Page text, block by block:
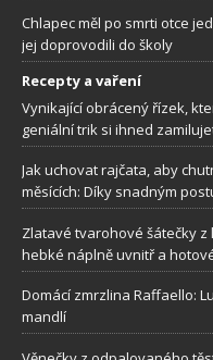
Chlapec měl po smrti otce
jej doprovodili do školy
Recepty a vaření
Vynikající obrácený řízek,
geniální trik si ihned
Jak uchovat rajčata, aby
měsících: Díky snadným
Zlatavé tvarohové šátečky
hebké náplně uvnitř a
Domácí zmrzlina Raffaello:
mandlí